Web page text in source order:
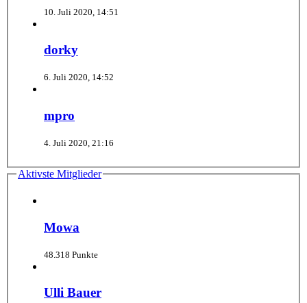
10. Juli 2020, 14:51
dorky
6. Juli 2020, 14:52
mpro
4. Juli 2020, 21:16
Aktivste Mitglieder
Mowa
48.318 Punkte
Ulli Bauer